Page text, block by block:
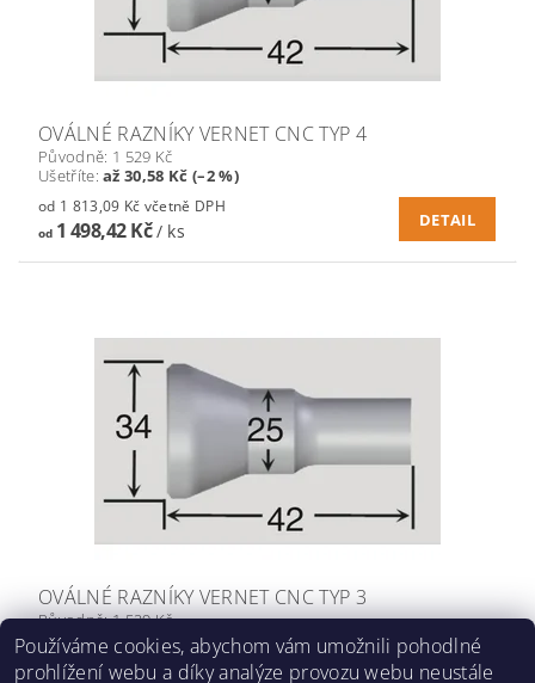
OVÁLNÉ RAZNÍKY VERNET CNC TYP 4
Původně: 1 529 Kč
Ušetříte:až 30,58 Kč (–2 %)
od 1 813,09 Kč včetně DPH
od1 498,42 Kč/ ks
DETAIL
OVÁLNÉ RAZNÍKY VERNET CNC TYP 3
Původně:1 529 Kč
Ušetříte:30,58 Kč (–2 %)
1 813,09 Kč včetně DPH
Používáme cookies, abychom vám umožnili pohodlné
prohlížení webu a díky analýze provozu webu neustále